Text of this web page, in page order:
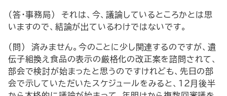
（答・事務局） それは、今、議論しているところかとは思
いますので、結論が出ているわけではないです。
（問） 済みません。今のことに少し関連するのですが、遺
伝子組換え食品の表示の厳格化の改正案を諮問されて、
部会で検討が始まったと思うのですけれども、先日の部
会で示していただいたスケジュールをみると、12月後半